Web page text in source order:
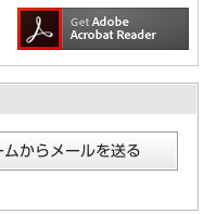
ムからメールを送る